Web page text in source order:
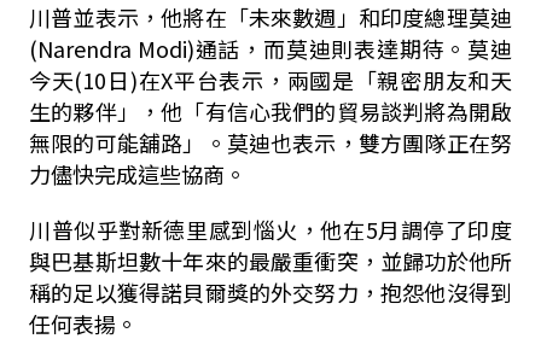
川普並表示，他將在「未來數週」和印度總理莫迪
(Narendra Modi)通話，而莫迪則表達期待。 莫迪
今天(10日)在X平台表示，兩國是「親密朋友和天
生的夥伴」，他「有信心我們的貿易談判將為開啟
無限的可能舖路」。 莫迪也表示，雙方團隊正在努
力儘快完成這些協商。
川普似乎對新德里感到惱火，他在5月調停了印度
與巴基斯坦數十年來的最嚴重衝突，並歸功於他所
稱的足以獲得諾貝爾獎的外交努力，抱怨他沒得到
任何表揚。